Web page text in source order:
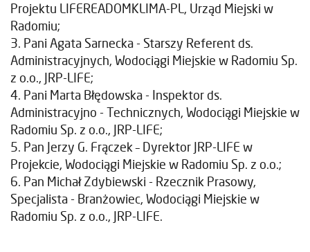
Projektu LIFEREADOMKLIMA-PL, Urząd Miejski w
Radomiu;
3. Pani Agata Sarnecka - Starszy Referent ds.
Administracyjnych, Wodociągi Miejskie w Radomiu Sp.
z o.o., JRP-LIFE;
4. Pani Marta Błędowska - Inspektor ds.
Administracyjno - Technicznych, Wodociągi Miejskie w
Radomiu Sp. z o.o., JRP-LIFE;
5. Pan Jerzy G. Frączek – Dyrektor JRP-LIFE w
Projekcie, Wodociągi Miejskie w Radomiu Sp. z o.o.;
6. Pan Michał Zdybiewski - Rzecznik Prasowy,
Specjalista - Branżowiec, Wodociągi Miejskie w
Radomiu Sp. z o.o., JRP-LIFE.